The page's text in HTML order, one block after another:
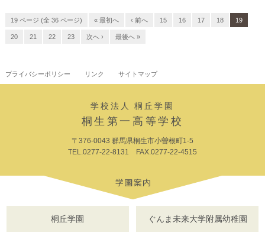
19 ページ (全 36 ページ) « 最初へ ‹ 前へ 15 16 17 18 19
20 21 22 23 次へ › 最後へ »
プライバシーポリシー リンク サイトマップ
学校法人 桐丘学園
桐生第一高等学校
〒376-0043 群馬県桐生市小曽根町1-5
TEL.0277-22-8131 FAX.0277-22-4515
桐丘学園 ぐんま未来大学附属幼稚園